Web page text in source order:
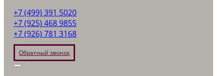
+7 (499) 391 5020
+7 (925) 468 9855
+7 (926) 781 3168
Обратный звонок